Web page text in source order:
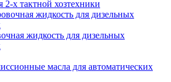
2-х тактной хозтехники
жидкость для дизельных